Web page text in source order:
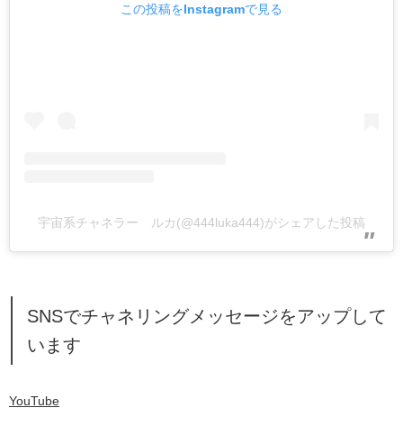
この投稿をInstagramで見る
宇宙系チャネラー ルカ(@444luka444)がシェアした投稿
SNSでチャネリングメッセージをアップして
います
YouTube